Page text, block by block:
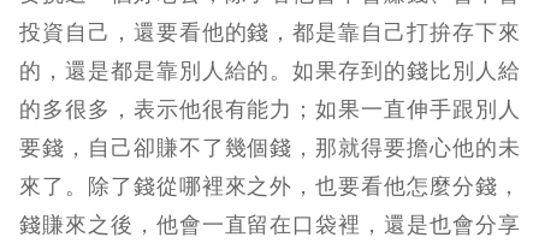
投資自己，還要看他的錢，都是靠自己打拚存下來
的，還是都是靠別人給的。如果存到的錢比別人給
的多很多，表示他很有能力；如果一直伸手跟別人
要錢，自己卻賺不了幾個錢，那就得要擔心他的未
來了。除了錢從哪裡來之外，也要看他怎麼分錢，
錢賺來之後，他會一直留在口袋裡，還是也會分享